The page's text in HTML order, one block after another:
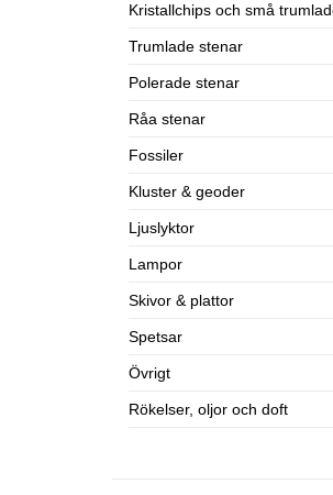
Kristallchips och små
Trumlade stenar
Polerade stenar
Råa stenar
Fossiler
Kluster & geoder
Ljuslyktor
Lampor
Skivor & plattor
Spetsar
Övrigt
Rökelser, oljor och doft